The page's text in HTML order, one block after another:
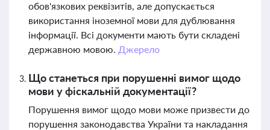
обов'язкових реквізитів, але допускається
використання іноземної мови для дублювання
інформації. Всі документи мають бути складені
державною мовою. Джерело
Що станеться при порушенні вимог щодо
мови у фіскальній документації?
Порушення вимог щодо мови може призвести до
порушення законодавства України та накладання